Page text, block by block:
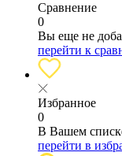
Сравнение
0
Вы еще не
перейти к
Избранное
0
В Вашем
перейти в